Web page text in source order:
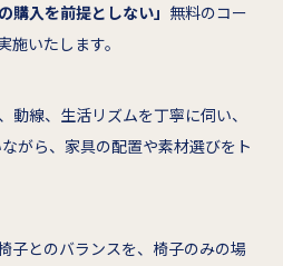
購入を前提としない」 無料のコー
いたします。
動線、生活リズムを丁寧に伺い、
がら、家具の配置や素材選びをト
子とのバランスを、椅子のみの場